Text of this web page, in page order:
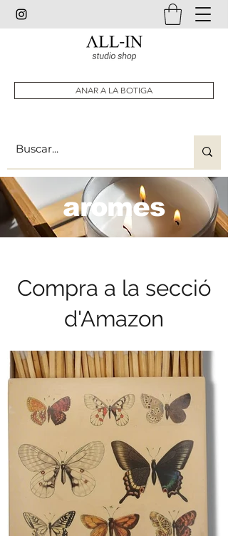
ANAR A LA BOTIGA
aromes
Compra a la secció
d'Amazon